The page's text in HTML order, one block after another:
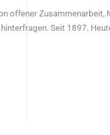
offener Zusammenarbeit,
Seit 1897.